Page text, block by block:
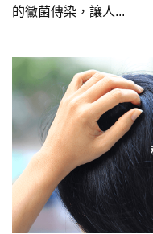
的黴菌傳染，讓人...